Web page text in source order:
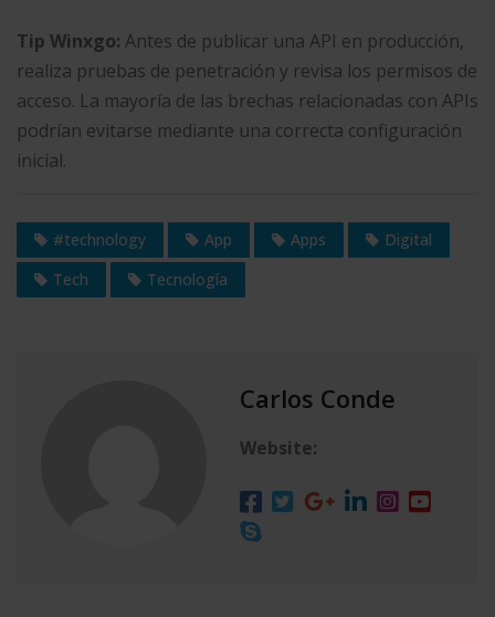
Tip Winxgo: Antes de publicar una API en producción,
realiza pruebas de penetración y revisa los permisos de
acceso. La mayoría de las brechas relacionadas con APIs
podrían evitarse mediante una correcta configuración
inicial.
#technology App Apps
Digital
Tech
Tecnología
Carlos Conde
Website: